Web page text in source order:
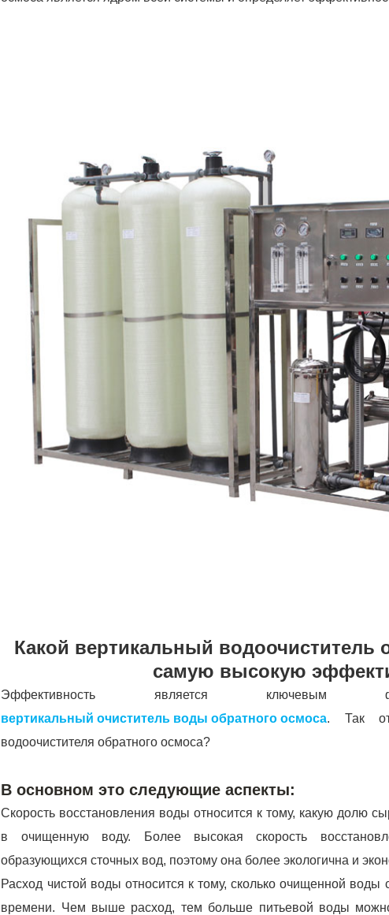
Какой вертикальный водоочиститель
самую высокую
Эффективность является
вертикальный очиститель воды обратного осмоса. Так от
водоочистителя обратного осмоса?
В основном это следующие аспекты:
Скорость восстановления воды относится к тому, какую долю
в очищенную воду. Более высокая скорость
образующихся сточных вод, поэтому она более экологична и
Расход чистой воды относится к тому, сколько очищенной воды
времени. Чем выше расход, тем больше питьевой воды